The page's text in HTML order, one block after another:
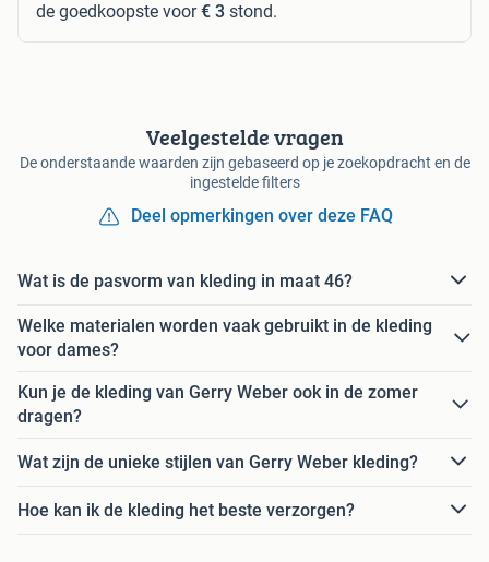
de goedkoopste voor€ 3 stond.
Veelgestelde vragen
De onderstaande waarden zijn gebaseerd op je zoekopdracht en de
ingestelde filters
Deel opmerkingen over deze FAQ
Wat is de pasvorm van kleding in maat 46?
Welke materialen worden vaak gebruikt in de kleding
voor dames?
Kun je de kleding van Gerry Weber ook in de zomer
dragen?
Wat zijn de unieke stijlen van Gerry Weber kleding?
Hoe kan ik de kleding het beste verzorgen?